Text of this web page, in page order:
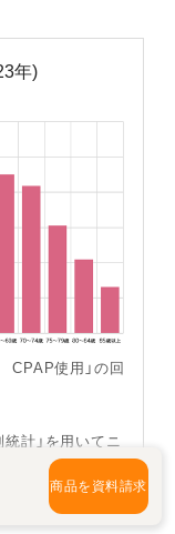
年)
CPAP使用」の回
計」を用いてニ
商品を資料請求